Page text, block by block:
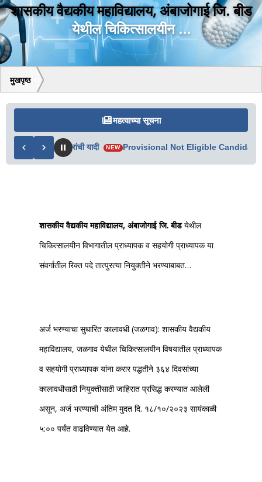
शासकीय वैद्यकीय महाविद्यालय, अंबाजोगाई जि. बीड
येथील चिकित्सालयीन ...
मुखपृष्ठ
महत्वाच्या सूचना
व अपात्र उमेदवारांची यादी NEW Provisional Not Eligible Candidate
शासकीय वैद्यकीय महाविद्यालय, अंबाजोगाई जि. बीडयेथील
चिकित्सालयीन विभागातील प्राध्यापक व सहयोगी प्राध्यापक या
संवर्गातील रिक्त पदे तात्पुरत्या नियुक्तीने भरण्याबाबत…
अर्ज भरण्याचा सुधारित कालावधी (जळगाव): शासकीय वैद्यकीय
महाविद्यालय, जळगाव येथील चिकित्सालयीन विषयातील प्राध्यापक
व सहयोगी प्राध्यापक यांना करार पद्धतीने ३६४ दिवसांच्या
कालावधीसाठी नियुक्तीसाठी जाहिरात प्रसिद्ध करण्यात आलेली
असून, अर्ज भरण्याची अंतिम मुदत दि. १८/१०/२०२३ सायंकाळी
५:०० पर्यंत वाढविण्यात येत आहे.